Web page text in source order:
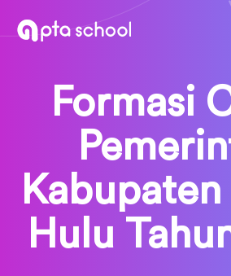
Formasi
Kabupaten
Hulu